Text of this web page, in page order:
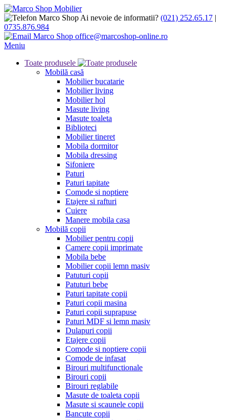
Ai nevoie de informatii? (021) 252.65.17 |
0735.876.984
office@marcoshop-online.ro
Meniu
Toate produsele
Mobilă casă
Mobilier bucatarie
Mobilier living
Mobilier hol
Masute living
Masute toaleta
Biblioteci
Mobilier tineret
Mobila dormitor
Mobila dressing
Sifoniere
Paturi
Paturi tapitate
Comode si noptiere
Etajere si rafturi
Cuiere
Manere mobila casa
Mobilă copii
Mobilier pentru copii
Camere copii imprimate
Mobila bebe
Mobilier copii lemn masiv
Patuturi copii
Patuturi bebe
Paturi tapitate copii
Paturi copii masina
Paturi copii suprapuse
Paturi MDF si lemn masiv
Dulapuri copii
Etajere copii
Comode si noptiere copii
Comode de infasat
Birouri multifunctionale
Birouri copii
Birouri reglabile
Masute de toaleta copii
Masute si scaunele copii
Bancute copii